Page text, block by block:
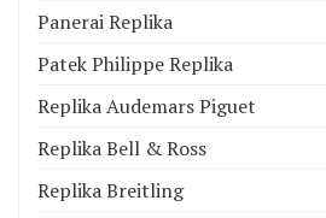
Panerai Replika
Patek Philippe Replika
Replika Audemars Piguet
Replika Bell & Ross
Replika Breitling